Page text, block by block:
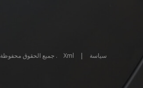
© Tuocai Effect Materials. جميع الحقوق محفوظة .
Xml |
سياسة